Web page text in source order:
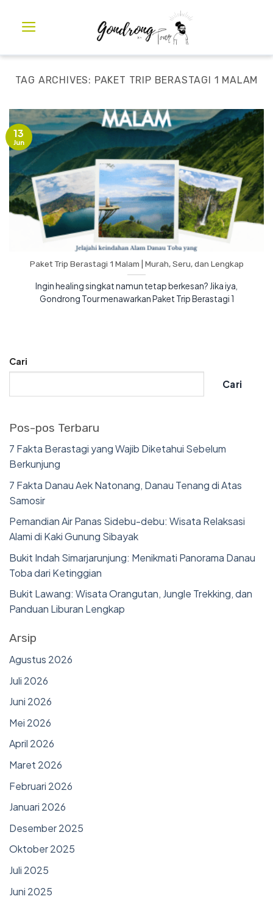
TAG ARCHIVES: PAKET TRIP BERASTAGI 1 MALAM
Paket Trip Berastagi 1 Malam | Murah, Seru, dan Lengkap
Ingin healing singkat namun tetap berkesan? Jika iya,
Gondrong Tour menawarkan Paket Trip Berastagi 1
13
Jun
Cari
Cari
Pos-pos Terbaru
7 Fakta Berastagi yang Wajib Diketahui Sebelum
Berkunjung
7 Fakta Danau Aek Natonang, Danau Tenang di Atas
Samosir
Pemandian Air Panas Sidebu-debu: Wisata Relaksasi
Alami di Kaki Gunung Sibayak
Bukit Indah Simarjarunjung: Menikmati Panorama Danau
Toba dari Ketinggian
Bukit Lawang: Wisata Orangutan, Jungle Trekking, dan
Panduan Liburan Lengkap
Arsip
Agustus 2026
Juli 2026
Juni 2026
Mei 2026
April 2026
Maret 2026
Februari 2026
Januari 2026
Desember 2025
Oktober 2025
Juli 2025
Juni 2025